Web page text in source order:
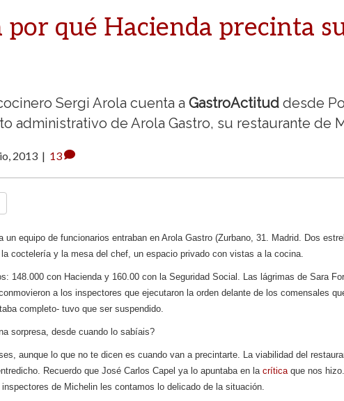
qué Hacienda precinta
Sergi Arola cuenta a GastroActitud desde
administrativo de Arola Gastro, su restaurante de
2013 | 13
equipo de funcionarios entraban en Arola Gastro (Zurbano, 31. Madrid. Dos
coctelería y la mesa del chef, un espacio privado con vistas a la cocina.
148.000 con Hacienda y 160.00 con la Seguridad Social. Las lágrimas de Sara
a los inspectores que ejecutaron la orden delante de los comensales
completo- tuvo que ser suspendido.
sorpresa, desde cuando lo sabíais?
aunque lo que no te dicen es cuando van a precintarte. La viabilidad del
Recuerdo que José Carlos Capel ya lo apuntaba en la críticaque nos
de Michelin les contamos lo delicado de la situación.